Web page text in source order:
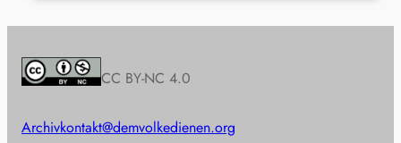
CC BY-NC 4.0
Archivkontakt@demvolkedienen.org